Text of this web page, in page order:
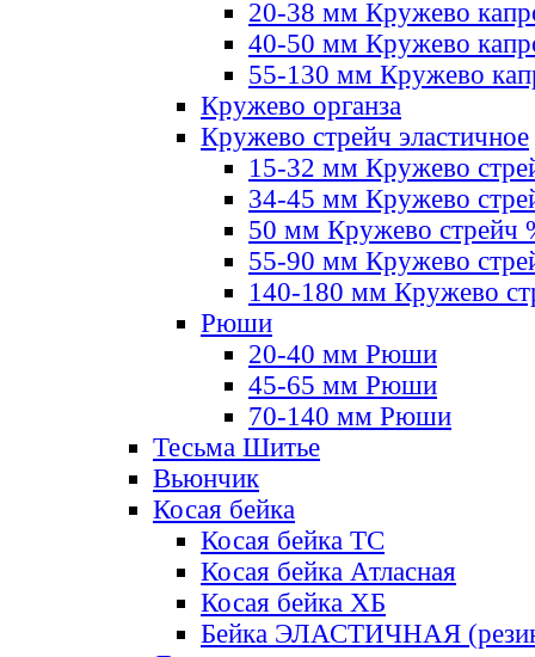
20-38 мм Кружево
40-50 мм Кружево
55-130 мм Кружево
Кружево органза
Кружево стрейч эластичное
15-32 мм Кружево
34-45 мм Кружево
50 мм Кружево стрейч
55-90 мм Кружево
140-180 мм Кружево
Рюши
20-40 мм Рюши
45-65 мм Рюши
70-140 мм Рюши
Тесьма Шитье
Вьюнчик
Косая бейка
Косая бейка ТС
Косая бейка Атласная
Косая бейка ХБ
Бейка ЭЛАСТИЧНАЯ